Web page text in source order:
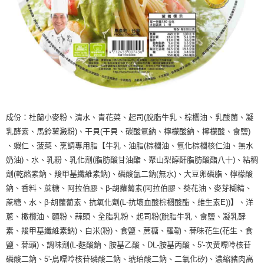
成份：杜蘭小麥粉、清水、青花菜、起司(脫脂牛乳、棕櫚油、乳酸菌、凝
乳酵素、馬鈴薯澱粉)、干貝(干貝、碳酸氫鈉、檸檬酸鈉、檸檬酸、食鹽)
、蝦仁、菠菜、烹調專用脂【牛乳、油脂(棕櫚油、氫化棕櫚核仁油、無水
奶油)、水、乳粉、乳化劑(脂肪酸甘油酯、聚山梨醇酐脂肪酸酯八十)、粘稠
劑(乾酪素鈉、羧甲基纖維素鈉)、磷酸氫二鈉(無水)、大豆卵磷脂、檸檬酸
鈉、香料、蔗糖、阿拉伯膠、β-胡蘿蔔素(阿拉伯膠、葵花油、麥芽糊精、
蔗糖、水、β-胡蘿蔔素、抗氧化劑(L-抗壞血酸棕櫚酸酯、維生素E))】、洋
蔥、橄欖油、麵粉、蒜頭、全脂乳粉、起司粉(脫脂牛乳、食鹽、凝乳酵
素、羧甲基纖維素鈉)、白米(粉)、食鹽、蔗糖、羅勒、蒜味花生(花生、食
鹽、蒜頭)、調味劑(L-麩酸鈉、胺基乙酸、DL-胺基丙酸、5'-次黃嘌呤核苷
磷酸二鈉、5'-鳥嘌呤核苷磷酸二鈉、琥珀酸二鈉、二氧化矽)、濃縮豬肉高